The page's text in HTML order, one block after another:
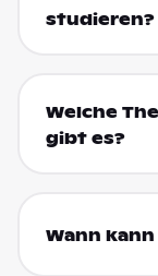
studieren?
Welche
gibt es?
Wann